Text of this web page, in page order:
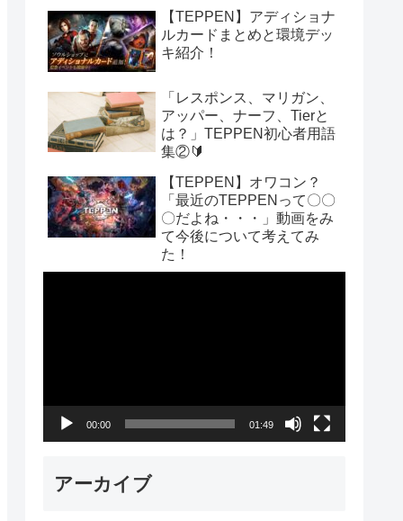
【TEPPEN】アディショナ
ルカードまとめと環境デッ
キ紹介！
「レスポンス、マリガン、
アッパー、ナーフ、Tierと
は？」TEPPEN初心者用語
集②🔰
【TEPPEN】オワコン？
「最近のTEPPENって〇〇
〇だよね・・・」動画をみ
て今後について考えてみ
た！
00:00 01:49
アーカイブ